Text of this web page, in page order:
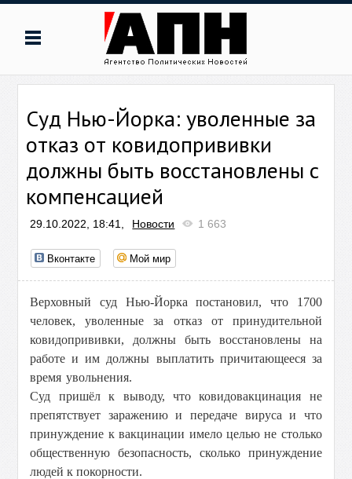
Суд Нью-Йорка: уволенные за
отказ от ковидопрививки
должны быть восстановлены с
компенсацией
29.10.2022, 18:41, Новости 1 663
Вконтакте Мой мир
Верховный суд Нью-Йорка постановил, что 1700
человек, уволенные за отказ от принудительной
ковидопрививки, должны быть восстановлены на
работе и им должны выплатить причитающееся за
время увольнения.
Суд пришёл к выводу, что ковидовакцинация не
препятствует заражению и передаче вируса и что
принуждение к вакцинации имело целью не столько
общественную безопасность, сколько принуждение
людей к покорности.